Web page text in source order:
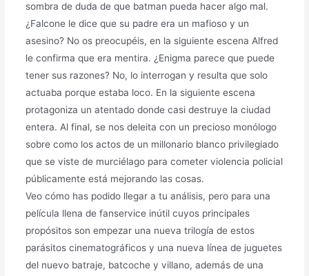
sombra de duda de que batman pueda hacer algo mal.
¿Falcone le dice que su padre era un mafioso y un
asesino? No os preocupéis, en la siguiente escena Alfred
le confirma que era mentira. ¿Enigma parece que puede
tener sus razones? No, lo interrogan y resulta que solo
actuaba porque estaba loco. En la siguiente escena
protagoniza un atentado donde casi destruye la ciudad
entera. Al final, se nos deleita con un precioso monólogo
sobre como los actos de un millonario blanco privilegiado
que se viste de murciélago para cometer violencia policial
públicamente está mejorando las cosas.
Veo cómo has podido llegar a tu análisis, pero para una
película llena de fanservice inútil cuyos principales
propósitos son empezar una nueva trilogía de estos
parásitos cinematográficos y una nueva línea de juguetes
del nuevo batraje, batcoche y villano, además de una